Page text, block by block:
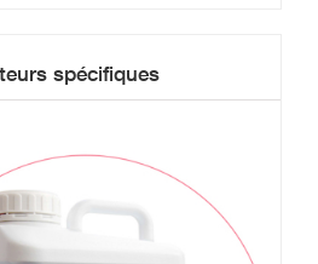
spécifiques